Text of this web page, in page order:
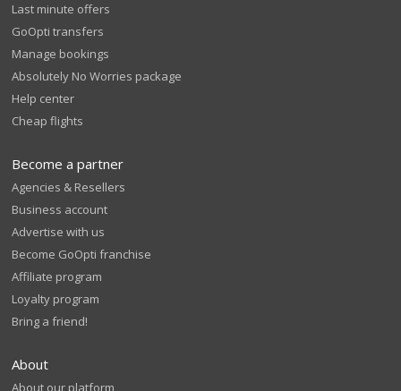
Last minute offers
GoOpti transfers
Manage bookings
Absolutely No Worries package
Help center
Cheap flights
Become a partner
Agencies & Resellers
Business account
Advertise with us
Become GoOpti franchise
Affiliate program
Loyalty program
Bring a friend!
About
About our platform